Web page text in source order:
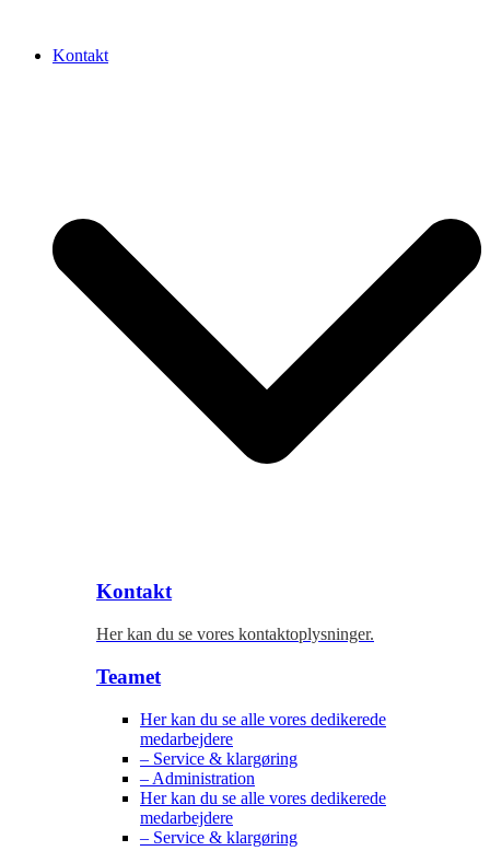
Kontakt
Kontakt
Her kan du se vores kontaktoplysninger.
Teamet
Her kan du se alle vores dedikerede
medarbejdere
– Service & klargøring
– Administration
Her kan du se alle vores dedikerede
medarbejdere
– Service & klargøring